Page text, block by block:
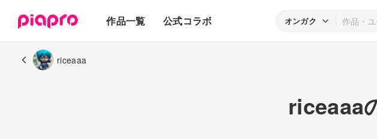
作品一覧
3Dモデル
公式コラボ オンガク
riceaaa
riceaaa